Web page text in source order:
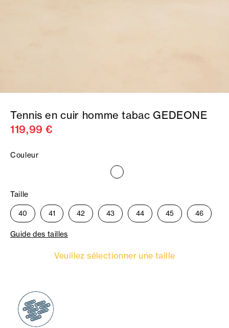
Tennis en cuir homme tabac GEDEONE
119,99 €
Couleur
Taille
40 41 42 43 44 45 46
Guide des tailles
Veuillez sélectionner une taille